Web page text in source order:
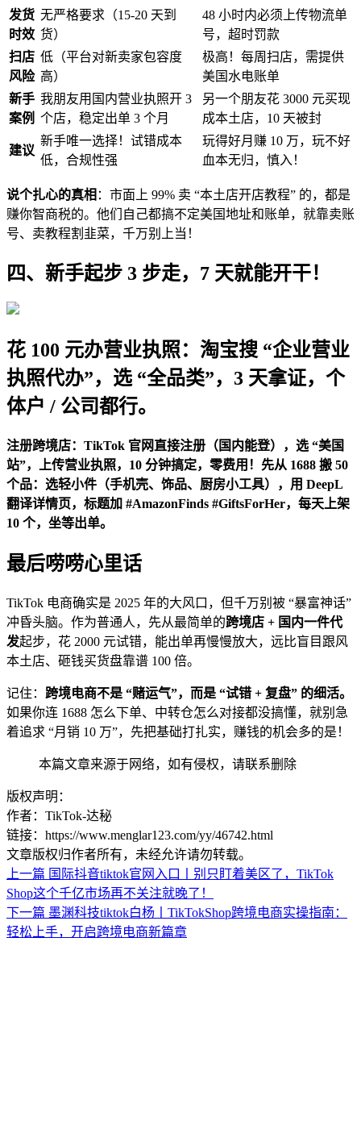
发货
时效
无严格要求（15-20 天到
货）
48 小时内必须上传物流单
号，超时罚款
扫店
风险
低（平台对新卖家包容度
高）
极高！每周扫店，需提供
美国水电账单
新手
案例
我朋友用国内营业执照开 3
个店，稳定出单 3 个月
另一个朋友花 3000 元买现
成本土店，10 天被封
建议
新手唯一选择！试错成本
低，合规性强
玩得好月赚 10 万，玩不好
血本无归，慎入！
说个扎心的真相 ：市面上 99% 卖 “本土店开店教程” 的，都是
赚你智商税的。他们自己都搞不定美国地址和账单，就靠卖账
号、卖教程割韭菜，千万别上当！
四、新手起步 3 步走，7 天就能开干！
花 100 元办营业执照：淘宝搜 “企业营业
执照代办”，选 “全品类”，3 天拿证，个
体户 / 公司都行。
注册跨境店：TikTok 官网直接注册（国内能登），选 “美国
站”，上传营业执照，10 分钟搞定，零费用！先从 1688 搬 50
个品：选轻小件（手机壳、饰品、厨房小工具），用 DeepL
翻译详情页，标题加 #AmazonFinds #GiftsForHer，每天上架
10 个，坐等出单。
最后唠唠心里话
TikTok 电商确实是 2025 年的大风口，但千万别被 “暴富神话”
冲昏头脑。作为普通人，先从最简单的跨境店 + 国内一件代
发起步，花 2000 元试错，能出单再慢慢放大，远比盲目跟风
本土店、砸钱买货盘靠谱 100 倍。
记住： 跨境电商不是 “赌运气”，而是 “试错 + 复盘” 的细活。
如果你连 1688 怎么下单、中转仓怎么对接都没搞懂，就别急
着追求 “月销 10 万”，先把基础打扎实，赚钱的机会多的是！
本篇文章来源于网络，如有侵权，请联系删除
版权声明：
作者：TikTok-达秘
链接：https://www.menglar123.com/yy/46742.html
文章版权归作者所有，未经允许请勿转载。
上一篇 国际抖音tiktok官网入口丨别只盯着美区了，TikTok
Shop这个千亿市场再不关注就晚了！
下一篇 墨渊科技tiktok白杨丨TikTokShop跨境电商实操指南：
轻松上手，开启跨境电商新篇章